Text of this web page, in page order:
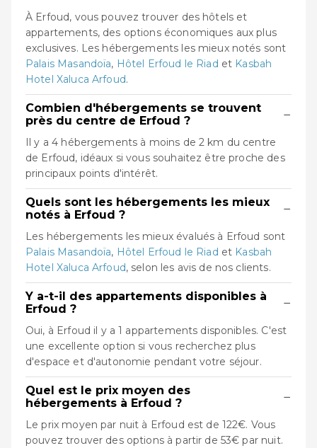
À Erfoud, vous pouvez trouver des hôtels et
appartements, des options économiques aux plus
exclusives. Les hébergements les mieux notés sont
Palais Masandoïa, Hôtel Erfoud le Riad et Kasbah
Hotel Xaluca Arfoud.
Combien d'hébergements se trouvent
près du centre de Erfoud ?
−
Il y a 4 hébergements à moins de 2 km du centre
de Erfoud, idéaux si vous souhaitez être proche des
principaux points d'intérêt.
Quels sont les hébergements les mieux
notés à Erfoud ?
−
Les hébergements les mieux évalués à Erfoud sont
Palais Masandoïa, Hôtel Erfoud le Riad et Kasbah
Hotel Xaluca Arfoud, selon les avis de nos clients.
Y a-t-il des appartements disponibles à
Erfoud ?
−
Oui, à Erfoud il y a 1 appartements disponibles. C'est
une excellente option si vous recherchez plus
d'espace et d'autonomie pendant votre séjour.
Quel est le prix moyen des
hébergements à Erfoud ?
−
Le prix moyen par nuit à Erfoud est de 122€. Vous
pouvez trouver des options à partir de 53€ par nuit.